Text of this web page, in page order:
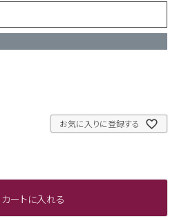
お気に入りに登録する
カートに入れる